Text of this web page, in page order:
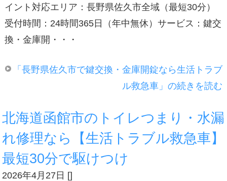
イント対応エリア：長野県佐久市全域（最短30分）
受付時間：24時間365日（年中無休）サービス：鍵交
換・金庫開・・・
「長野県佐久市で鍵交換・金庫開錠なら生活トラブ
ル救急車」の続きを読む
北海道函館市のトイレつまり・水漏
れ修理なら【生活トラブル救急車】
最短30分で駆けつけ
2026年4月27日 []